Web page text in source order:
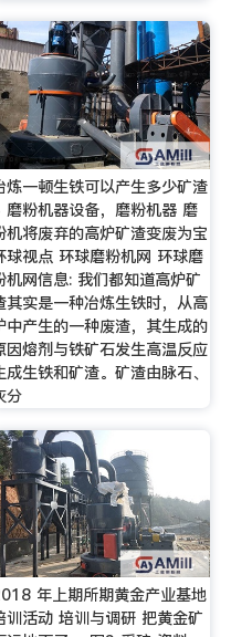
炼一顿生铁可以产生多少矿渣
粉机器设备，磨粉机器 磨
机将废弃的高炉矿渣变废为宝
球视点 环球磨粉机网 环球磨
机网信息: 我们都知道高炉矿
其实是一种冶炼生铁时，从高
中产生的一种废渣，其生成的
因熔剂与铁矿石发生高温反应
成生铁和矿渣。矿渣由脉石、
分
年上期所期黄金产业基地
训活动 培训与调研 把黄金矿